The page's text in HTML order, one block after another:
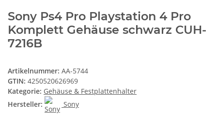
Sony Ps4 Pro Playstation 4 Pro
Komplett Gehäuse schwarz CUH-
7216B
Artikelnummer: AA-5744
GTIN: 4250520626969
Kategorie: Gehäuse & Festplattenhalter
Hersteller:
Sony